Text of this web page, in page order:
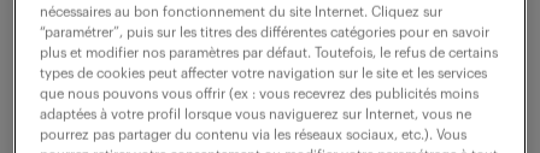
correspondent à votre dernière recherche.
créer une alerte
nécessaires au bon fonctionnement du site Internet. Cliquez sur
“paramétrer”, puis sur les titres des différentes catégories pour en savoir
plus et modifier nos paramètres par défaut. Toutefois, le refus de certains
types de cookies peut affecter votre navigation sur le site et les services
que nous pouvons vous offrir (ex : vous recevrez des publicités moins
adaptées à votre profil lorsque vous naviguerez sur Internet, vous ne
pourrez pas partager du contenu via les réseaux sociaux, etc.). Vous